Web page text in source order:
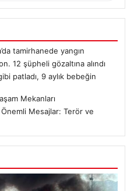
tamirhanede yangın
12 şüpheli gözaltına alındı
patladı, 9 aylık bebeğin
Mekanları
Önemli Mesajlar: Terör ve